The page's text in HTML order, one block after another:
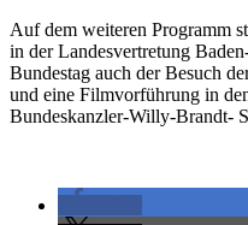
Auf dem weiteren Programm
in der Landesvertretung
Bundestag auch der Besuch
und eine Filmvorführung in
Bundeskanzler-Willy-Brandt-